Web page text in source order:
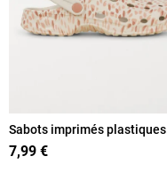
Sabots imprimés plastiques
femme (36-41)
7,99 €